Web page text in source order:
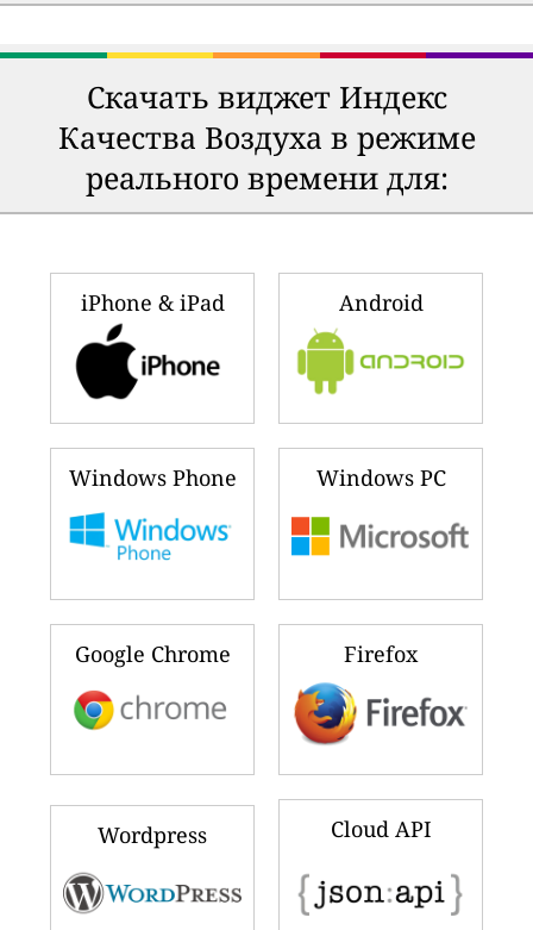
Скачать виджет Индекс
Качества Воздуха в режиме
реального времени для:
iPhone & iPad Android
Windows Phone Windows PC
Google Chrome Firefox
Wordpress Cloud API